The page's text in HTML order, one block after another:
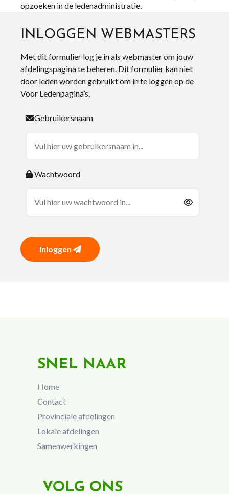
opzoeken in de ledenadministratie.
INLOGGEN WEBMASTERS
Met dit formulier log je in als webmaster om jouw
afdelingspagina te beheren. Dit formulier kan niet
door leden worden gebruikt om in te loggen op de
Voor Ledenpagina’s.
Gebruikersnaam
Wachtwoord
Inloggen
SNEL NAAR
Home
Contact
Provinciale afdelingen
Lokale afdelingen
Samenwerkingen
VOLG ONS